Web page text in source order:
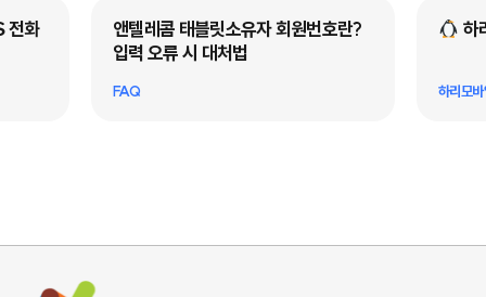
전화
앤텔레콤 태블릿소유자 회원번호란?
입력 오류 시 대처법
FAQ
하
하리모